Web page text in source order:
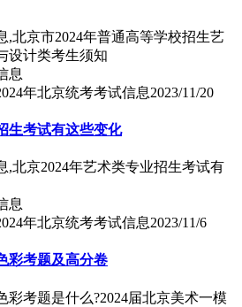
,北京市2024年普通高等学校招生艺
设计类考生须知
年北京统考考试信息2023/11/20
生考试有这些变化
,北京2024年艺术类专业招生考试有
年北京统考考试信息2023/11/6
彩考题及高分卷
彩考题是什么?2024届北京美术一模